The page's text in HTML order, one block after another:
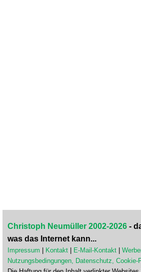
Christoph Neumüller 2002-2026 -
was das Internet kann...
Impressum Kontakt E-Mail-Kontakt
Nutzungsbedingungen, Datenschutz, Cookie-